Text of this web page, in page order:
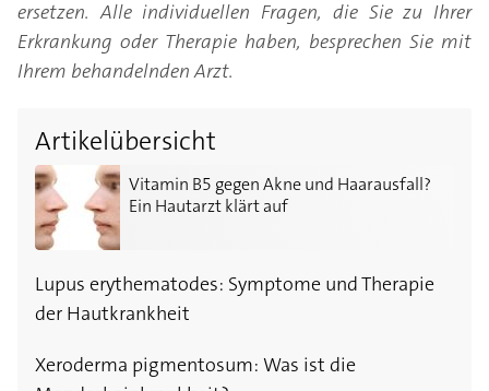
ersetzen. Alle individuellen Fragen, die Sie zu Ihrer
Erkrankung oder Therapie haben, besprechen Sie mit
Ihrem behandelnden Arzt.
Artikelübersicht
Vitamin B5 gegen Akne und Haarausfall?
Ein Hautarzt klärt auf
Vitamin B5 gegen Akne und Haarausfall? Ein
Lupus erythematodes: Symptome und Therapie
der Hautkrankheit
Xeroderma pigmentosum: Was ist die